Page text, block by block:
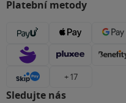
Platební metody
+ 17
Sledujte nás